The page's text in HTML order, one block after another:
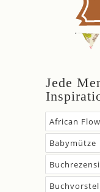
Jede
African
Babymütze